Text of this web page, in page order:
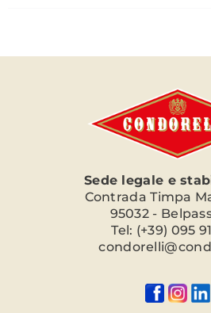
Sede legale e
Contrada Timpa
95032 -
Tel: (+39) 095